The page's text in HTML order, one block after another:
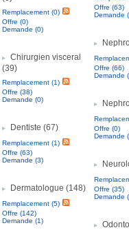
Remplacement (0)
Offre (0)
Demande (0)
Chirurgien visceral
(39)
Remplacement (1)
Offre (38)
Demande (0)
Dentiste (67)
Remplacement (1)
Offre (63)
Demande (3)
Dermatologue (148)
Remplacement (5)
Offre (142)
Demande (1)
Offre (63)
Demande
Offre (66)
Demande
Offre (0)
Demande
Offre (35)
Demande